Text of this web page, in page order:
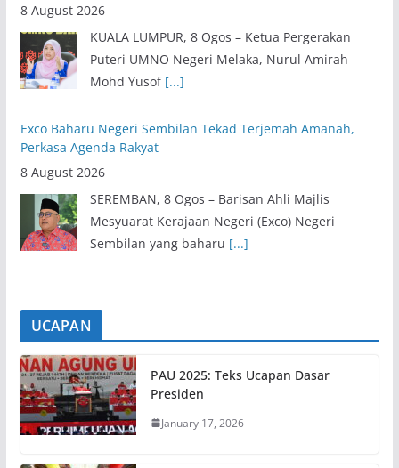
8 August 2026
KUALA LUMPUR, 8 Ogos – Ketua Pergerakan
Puteri UMNO Negeri Melaka, Nurul Amirah
Mohd Yusof [...]
Exco Baharu Negeri Sembilan Tekad Terjemah Amanah,
Perkasa Agenda Rakyat
8 August 2026
SEREMBAN, 8 Ogos – Barisan Ahli Majlis
Mesyuarat Kerajaan Negeri (Exco) Negeri
Sembilan yang baharu [...]
UCAPAN
PAU 2025: Teks Ucapan Dasar
Presiden
January 17, 2026